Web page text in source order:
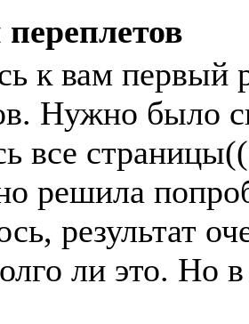
к вам первый
Нужно было
все
решила
результат
ли это. Но